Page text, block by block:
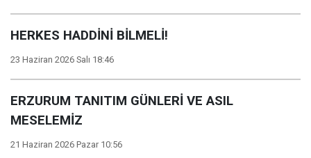
HERKES HADDİNİ BİLMELİ!
23 Haziran 2026 Salı 18:46
ERZURUM TANITIM GÜNLERİ VE ASIL
MESELEMİZ
21 Haziran 2026 Pazar 10:56